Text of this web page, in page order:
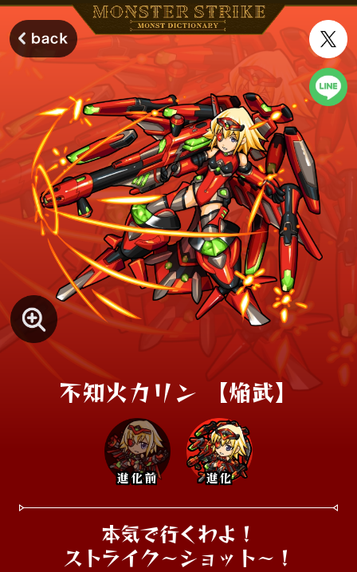
不知火カリン 【焔武】
進化前 進化
本気で行くわよ！
ストライク～ショット～！